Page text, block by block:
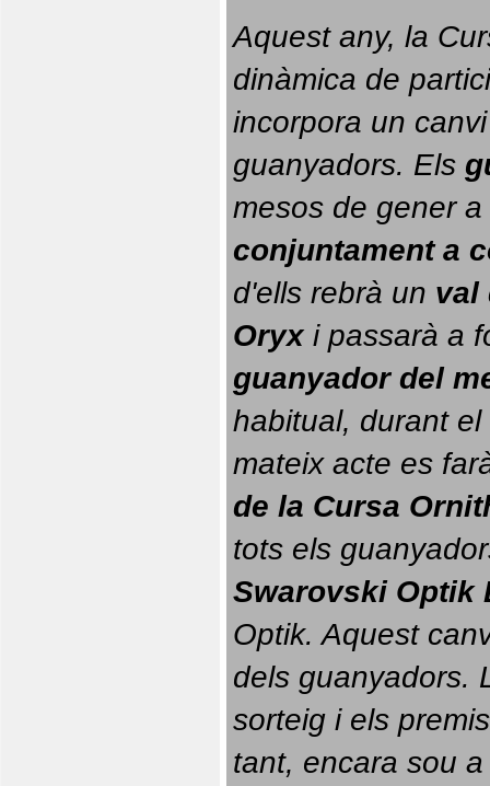
Aquest any, la
dinàmica de
incorpora un
guanyadors. Els
conjuntament a
d'ells rebrà un val
Oryx i passarà a
guanyador del
habitual, durant el
mateix acte es
de la Cursa
tots els
Swarovski Optik
Optik. Aquest
dels guanyadors.
sorteig i els
tant, encara sou